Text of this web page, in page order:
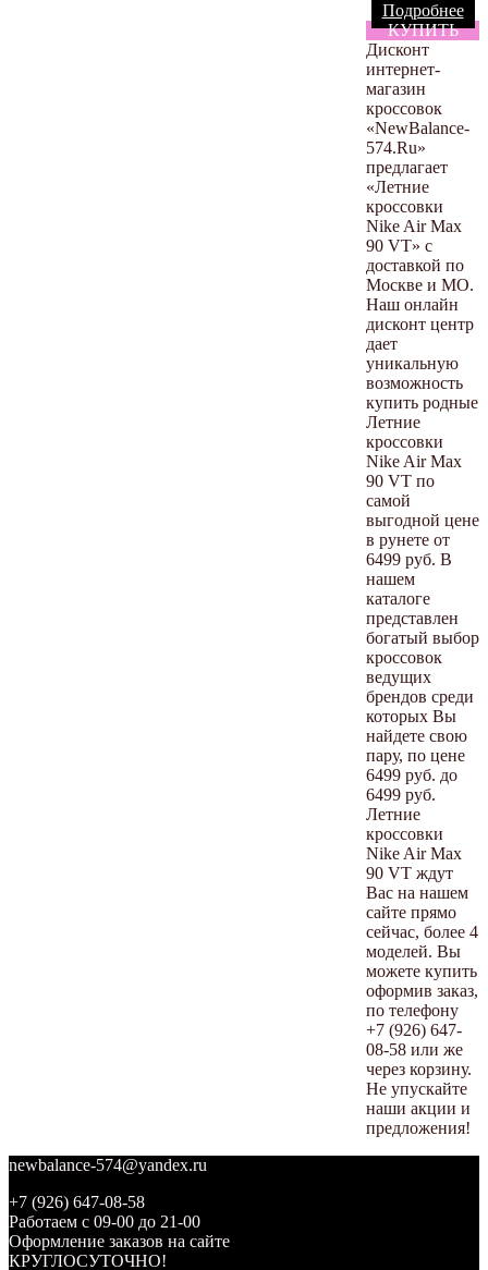
Подробнее
КУПИТЬ
Дисконт
интернет-
магазин
кроссовок
«NewBalance-
574.Ru»
предлагает
«Летние
кроссовки
Nike Air Max
90 VT» с
доставкой по
Москве и МО.
Наш онлайн
дисконт центр
дает
уникальную
возможность
купить родные
Летние
кроссовки
Nike Air Max
90 VT по
самой
выгодной цене
в рунете от
6499 руб. В
нашем
каталоге
представлен
богатый выбор
кроссовок
ведущих
брендов среди
которых Вы
найдете свою
пару, по цене
6499 руб. до
6499 руб.
Летние
кроссовки
Nike Air Max
90 VT ждут
Вас на нашем
сайте прямо
сейчас, более 4
моделей. Вы
можете купить
оформив заказ,
по телефону
+7 (926) 647-
08-58 или же
через корзину.
Не упускайте
наши акции и
предложения!
newbalance-574@yandex.ru
+7 (926) 647-08-58
Работаем с 09-00 до 21-00
Оформление заказов на сайте
КРУГЛОСУТОЧНО!